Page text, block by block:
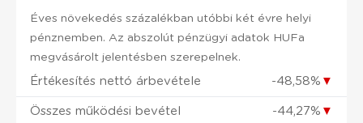
Éves növekedés százalékban utóbbi két évre helyi
pénznemben. Az abszolút pénzügyi adatok HUFa
megvásárolt jelentésben szerepelnek.
Értékesítés nettó árbevétele -48,58% ▼
Összes működési bevétel -44,27% ▼